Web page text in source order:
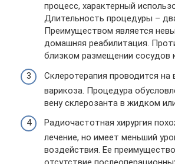
процесс, характерный
Длительность процедуры –
Преимуществом является
домашняя реабилитация.
близком размещении сосудов
Склеротерапия проводится на
варикоза. Процедура
вену склерозанта в жидком
Радиочастотная хирургия
лечение, но имеет меньший
воздействия. Ее